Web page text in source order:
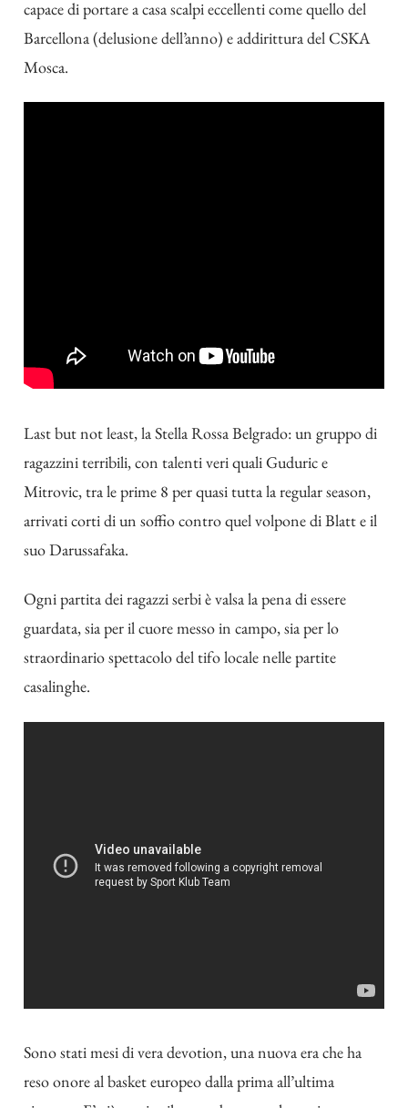
capace di portare a casa scalpi eccellenti come quello del
Barcellona (delusione dell’anno) e addirittura del CSKA
Mosca.
Last but not least, la Stella Rossa Belgrado: un gruppo di
ragazzini terribili, con talenti veri quali Guduric e
Mitrovic, tra le prime 8 per quasi tutta la regular season,
arrivati corti di un soffio contro quel volpone di Blatt e il
suo Darussafaka.
Ogni partita dei ragazzi serbi è valsa la pena di essere
guardata, sia per il cuore messo in campo, sia per lo
straordinario spettacolo del tifo locale nelle partite
casalinghe.
Sono stati mesi di vera devotion, una nuova era che ha
reso onore al basket europeo dalla prima all’ultima